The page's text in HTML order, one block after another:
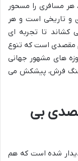
هر مسافری را مسحور
و تاریخی است و هر
کشاند تا تجربه ای
مقصدی است که تنوع
های مشهور جهانی
سنگ فرش، پیشکش می
بی
شده است که هم